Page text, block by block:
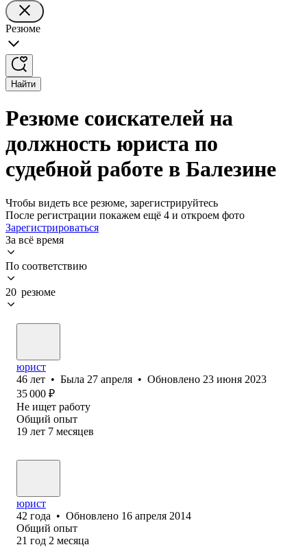
Резюме
Найти
Резюме соискателей на
должность юриста по
судебной работе в Балезине
Чтобы видеть все резюме, зарегистрируйтесь
После регистрации покажем ещё 4 и откроем фото
Зарегистрироваться
За всё время
По соответствию
20 резюме
юрист
46 лет • Была 27 апреля • Обновлено 23 июня 2023
35 000 ₽
Не ищет работу
Общий опыт
19 лет 7 месяцев
юрист
42 года • Обновлено 16 апреля 2014
Общий опыт
21 год 2 месяца